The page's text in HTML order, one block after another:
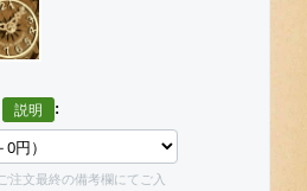
:
注文最終の備考欄にてご入